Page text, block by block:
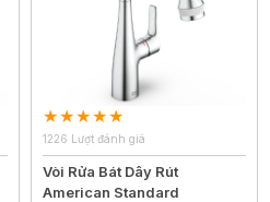
1226 Lượt đánh giá
Vòi Rửa Bát Dây Rút
American Standard